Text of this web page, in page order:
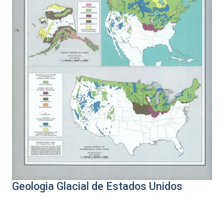
Geologia Glacial de Estados Unidos